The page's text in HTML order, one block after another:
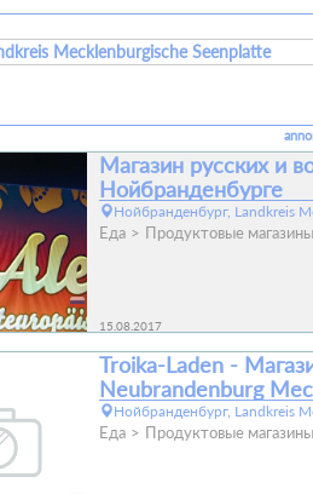
Mecklenburgische Seenplatte
Магазин русских и
Нойбранденбурге
Нойбранденбург, Landkreis
Еда Продуктовые магазины
15.08.2017
Troika-Laden -
Neubrandenburg
Нойбранденбург, Landkreis
Еда Продуктовые магазины